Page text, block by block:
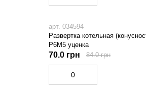
арт. 034594
Развертка котельная
Р6М5 уценка
70.0 грн 84.0 грн